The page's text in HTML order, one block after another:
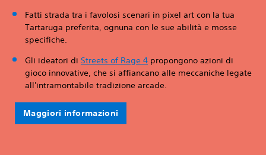
Fatti strada tra i favolosi scenari in pixel art con la tua
Tartaruga preferita, ognuna con le sue abilità e mosse
specifiche.
Gli ideatori di Streets of Rage 4 propongono azioni di
gioco innovative, che si affiancano alle meccaniche legate
all'intramontabile tradizione arcade.
Maggiori informazioni